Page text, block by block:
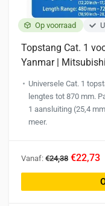
Op voorraad
Topstang Cat. 1
Yanmar |
Universele Cat. 1
lengtes tot 870 mm.
1 aansluiting (25,4
meer.
Vanaf: €24,38 €22,73
product
heeft
meerdere